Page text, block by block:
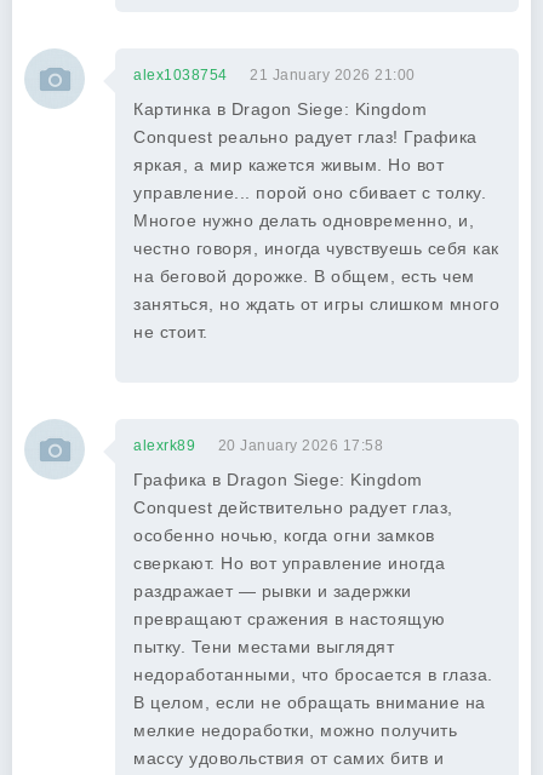
alex1038754 21 January 2026 21:00
Картинка в Dragon Siege: Kingdom
Conquest реально радует глаз! Графика
яркая, а мир кажется живым. Но вот
управление... порой оно сбивает с толку.
Многое нужно делать одновременно, и,
честно говоря, иногда чувствуешь себя как
на беговой дорожке. В общем, есть чем
заняться, но ждать от игры слишком много
не стоит.
alexrk89 20 January 2026 17:58
Графика в Dragon Siege: Kingdom
Conquest действительно радует глаз,
особенно ночью, когда огни замков
сверкают. Но вот управление иногда
раздражает — рывки и задержки
превращают сражения в настоящую
пытку. Тени местами выглядят
недоработанными, что бросается в глаза.
В целом, если не обращать внимание на
мелкие недоработки, можно получить
массу удовольствия от самих битв и